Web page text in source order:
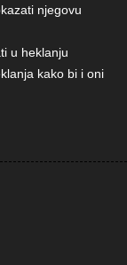
njegovu
u heklanju
kako bi i oni